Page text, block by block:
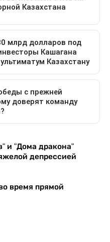
и "Дома дракона"
депрессией
время прямой